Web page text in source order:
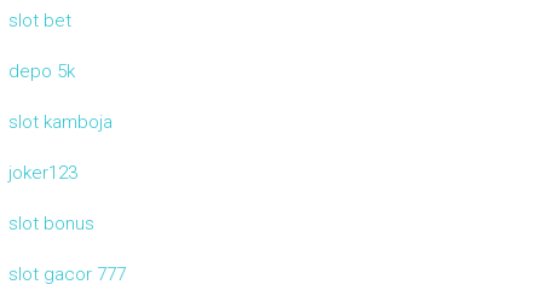
slot bet
depo 5k
slot kamboja
joker123
slot bonus
slot gacor 777